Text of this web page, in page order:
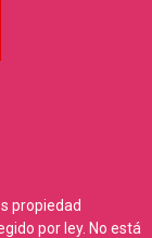
propiedad
por ley. No está